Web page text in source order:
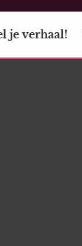
je verhaal!